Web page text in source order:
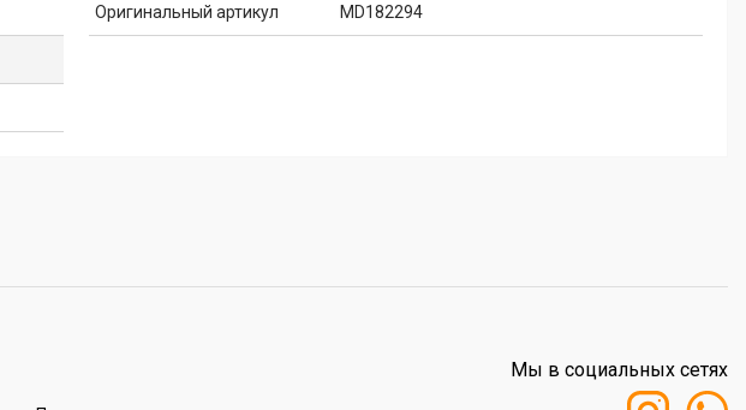
Оригинальный артикул MD182294
Мы в социальных сетях